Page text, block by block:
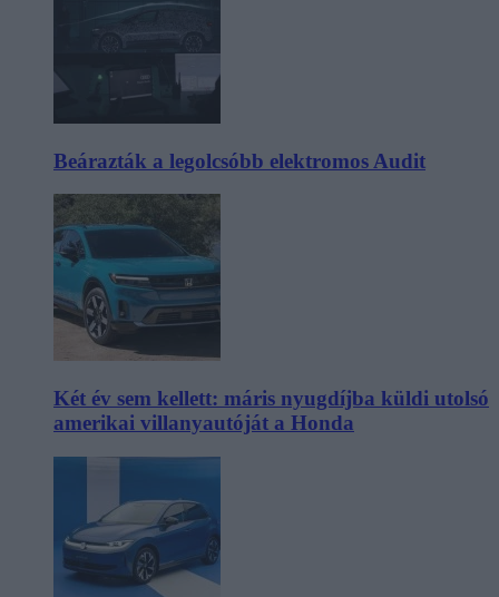
Beárazták a legolcsóbb elektromos Audit
Két év sem kellett: máris nyugdíjba küldi utolsó
amerikai villanyautóját a Honda